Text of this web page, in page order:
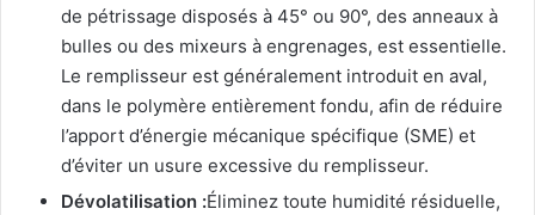
de pétrissage disposés à 45° ou 90°, des anneaux à
bulles ou des mixeurs à engrenages, est essentielle.
Le remplisseur est généralement introduit en aval,
dans le polymère entièrement fondu, afin de réduire
l’apport d’énergie mécanique spécifique (SME) et
d’éviter un usure excessive du remplisseur.
Dévolatilisation :Éliminez toute humidité résiduelle,